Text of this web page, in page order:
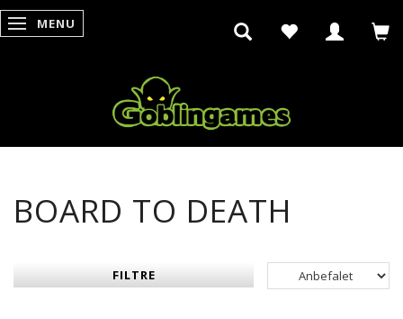
SKIFTE NAVIGATION
MENU
BOARD TO DEATH
FILTRE